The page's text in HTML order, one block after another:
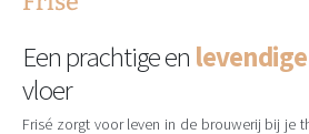
Een prachtige en
vloer
Frisé zorgt voor leven in de brouwerij bij je